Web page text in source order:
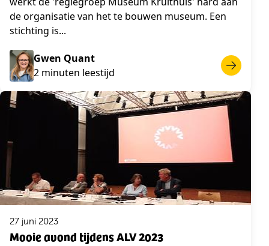
de organisatie van het te bouwen museum. Een
stichting is...
Gwen Quant
2 minuten leestijd
27 juni 2023
Mooie avond tijdens ALV 2023